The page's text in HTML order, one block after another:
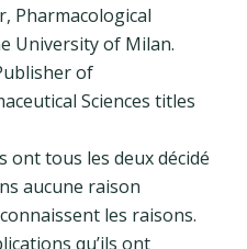
Pharmacological
University of Milan.
of
Sciences titles
ont tous les deux décidé
aucune raison
les raisons.
qu’ils ont